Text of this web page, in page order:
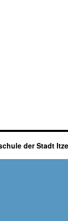
der Stadt